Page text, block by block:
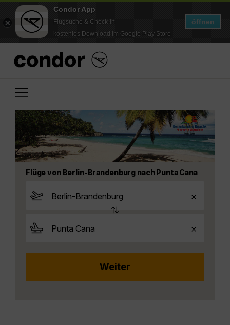
Condor App
Flugsuche & Check-in
kostenlos Download im Google Play Store
öffnen
Flüge von Berlin-Brandenburg nach Punta Cana